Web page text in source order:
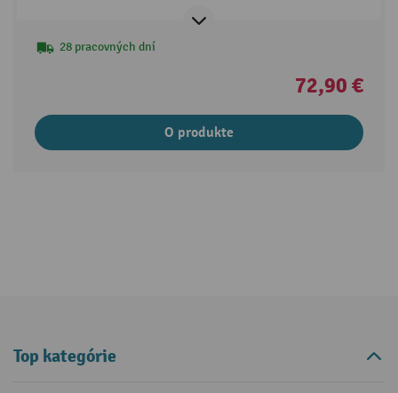
28 pracovných dní
72,90 €
O produkte
Top kategórie